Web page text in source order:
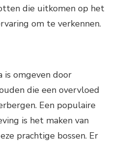
die uitkomen op het
om te verkennen.
is omgeven door
die een overvloed
Een populaire
is het maken van
prachtige bossen. Er